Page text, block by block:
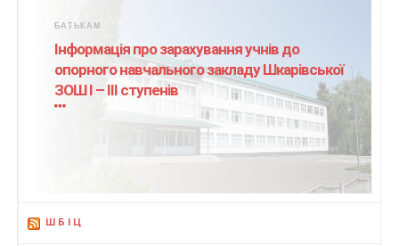
БАТЬКАМ
Інформація про зарахування учнів до
опорного навчального закладу Шкарівської
ЗОШ І – ІІІ ступенів
ШБІЦ